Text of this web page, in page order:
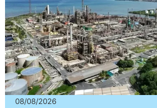
08/08/2026